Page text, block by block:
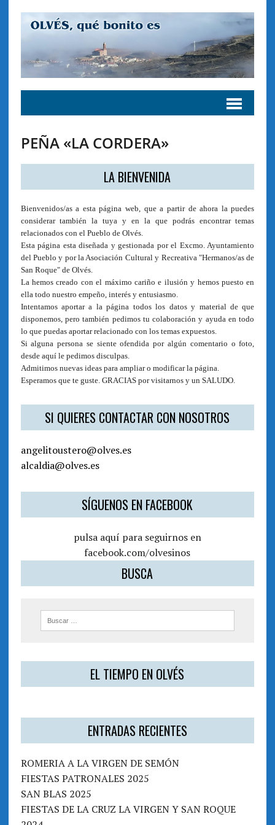
PEÑA «LA CORDERA»
LA BIENVENIDA
Bienvenidos/as a esta página web, que a partir de ahora la puedes
considerar también la tuya y en la que podrás encontrar temas
relacionados con el Pueblo de Olvés.
Esta página esta diseñada y gestionada por el Excmo. Ayuntamiento
del Pueblo y por la Asociación Cultural y Recreativa "Hermanos/as de
San Roque" de Olvés.
La hemos creado con el máximo cariño e ilusión y hemos puesto en
ella todo nuestro empeño, interés y entusiasmo.
Intentamos aportar a la página todos los datos y material de que
disponemos, pero también pedimos tu colaboración y ayuda en todo
lo que puedas aportar relacionado con los temas expuestos.
Si alguna persona se siente ofendida por algún comentario o foto,
desde aquí le pedimos disculpas.
Admitimos nuevas ideas para ampliar o modificar la página.
Esperamos que te guste. GRACIAS por visitarnos y un SALUDO.
SI QUIERES CONTACTAR CON NOSOTROS
angelitoustero@olves.es
alcaldia@olves.es
SÍGUENOS EN FACEBOOK
pulsa aquí para seguirnos en
facebook.com/olvesinos
BUSCA
EL TIEMPO EN OLVÉS
ENTRADAS RECIENTES
ROMERIA A LA VIRGEN DE SEMÓN
FIESTAS PATRONALES 2025
SAN BLAS 2025
FIESTAS DE LA CRUZ LA VIRGEN Y SAN ROQUE